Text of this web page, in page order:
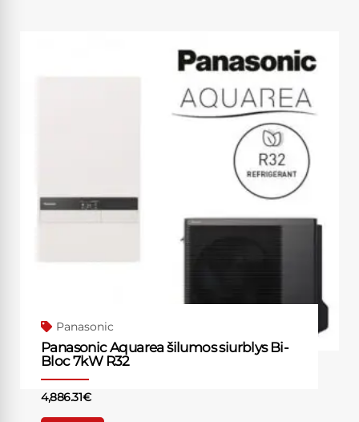
Panasonic
Panasonic Aquarea šilumos siurblys Bi-
Bloc 7kW R32
4,886.31€